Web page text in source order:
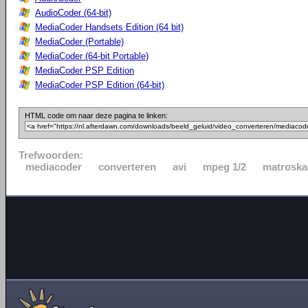
AudioCoder (64-bit)
MediaCoder Handsets Edition (64 bit)
MediaCoder (Portable)
MediaCoder (64-bit Portable)
MediaCoder PSP Edition
MediaCoder PSP Edition (64-bit)
HTML code om naar deze pagina te linken:
Trefwoorden:
mediacoder
converteren avi mpeg 1/2 matroska